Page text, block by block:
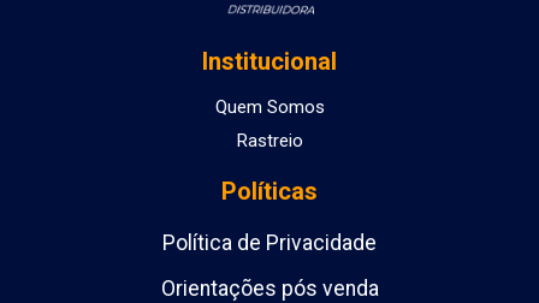
Institucional
Quem Somos
Rastreio
Políticas
Política de Privacidade
Orientações pós venda